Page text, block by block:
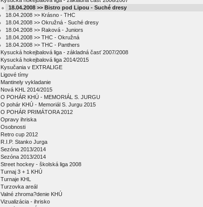
18.04.2008 >> Bistro pod Lipou - Suché dresy
18.04.2008 >> Krásno - THC
18.04.2008 >> Okružná - Suché dresy
18.04.2008 >> Raková - Juniors
18.04.2008 >> THC - Okružná
18.04.2008 >> THC - Panthers
Kysucká hokejbalová liga - základná časť 2007/2008
Kysucká hokejbalová liga 2014/2015
Kysučania v EXTRALIGE
Ligové tímy
Mantinely vykladanie
Nová KHL 2014/2015
O POHÁR KHÚ - MEMORIÁL S. JURGU
O pohár KHÚ - Memoriál S. Jurgu 2015
O POHÁR PRIMÁTORA 2012
Opravy ihriska
Osobnosti
Retro cup 2012
R.I.P. Stanko Jurga
Sezóna 2013/2014
Sezóna 2013/2014
Street hockey - školská liga 2008
Turnaj 3 + 1 KHÚ
Turnaje KHL
Turzovka areál
Valné zhroma?denie KHÚ
Vizualizácia - ihrisko